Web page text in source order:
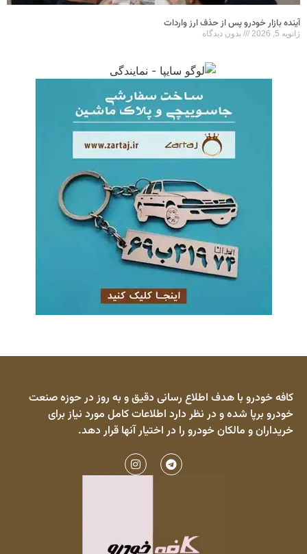
آینده بازار خودرو پس از حذف ارز واردات
ژانویه 5, 2026 بدون دیدگاه
کافه خودرو با هدف اطلاع رسانی دقیق و به روز در حوزه صنعت
خودرو برپا شده و در نظر دارد اطلاعات کامل مورد نیاز برای
خریداران و مالکان خودرو را در اختیار آنها قرار دهد.